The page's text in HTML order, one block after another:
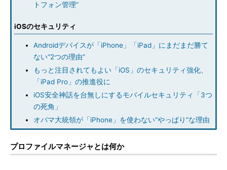
トフォン管理”
iOSのセキュリティ
Androidデバイスが「iPhone」「iPad」にまだまだ勝て
ない“2つの理由”
もっと注目されてもよい「iOS」のセキュリティ強化、
「iPad Pro」の推進役に
iOS安全神話を台無しにするモバイルセキュリティ「3つ
の死角」
オバマ大統領が「iPhone」を使わない“やっぱり”な理由
プロファイルマネージャとは何か